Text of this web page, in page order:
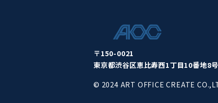
〒150-0021
東京都渋谷区恵比寿西1丁目10番地8
© 2024 ART OFFICE CREATE